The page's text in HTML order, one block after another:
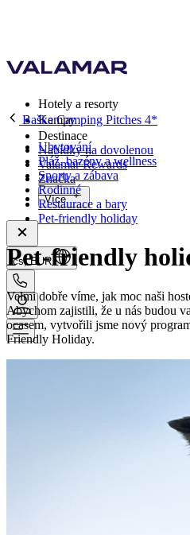
Hotely a resorty
Kempy
Destinace
Nabídky na dovolenou
Valamar Rewards
Značka
Více
cs, EUR
Baška Camping Pitches 4*
Ubytování
Pláž, bazény a wellness
Sporty a zábava
Rodinné
Restaurace a bary
Pet-friendly holiday
Pet-friendly
Velmi dobře víme, jak moc naši
Abychom zajistili, že u nás budou
ocasem, vytvořili jsme nový
Friendly Holiday.